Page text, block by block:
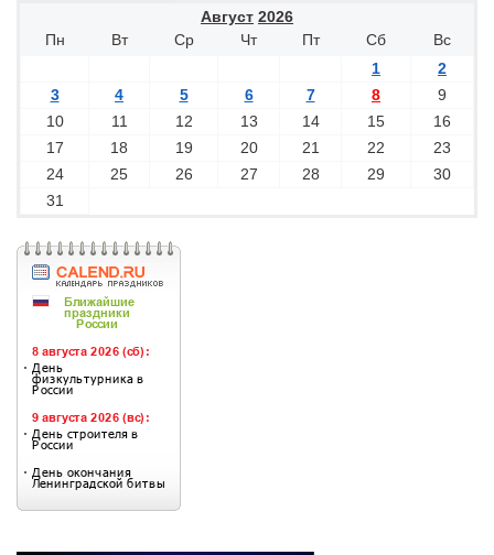
Август 2026
Пн
Вт Ср Чт Пт Сб
Вс
1
2
3
4 5 6 7 8
9
10
11 12 13 14 15
16
17
18 19 20 21 22
23
24
25 26 27 28 29
30
31